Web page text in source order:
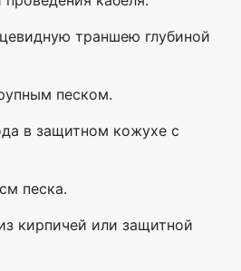
траншею глубиной
песком.
в защитном кожухе с
песка.
кирпичей или защитной